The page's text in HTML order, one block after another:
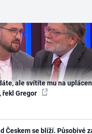
ale svítíte mu na
řekl Gregor
Českem se blíží. Působivé